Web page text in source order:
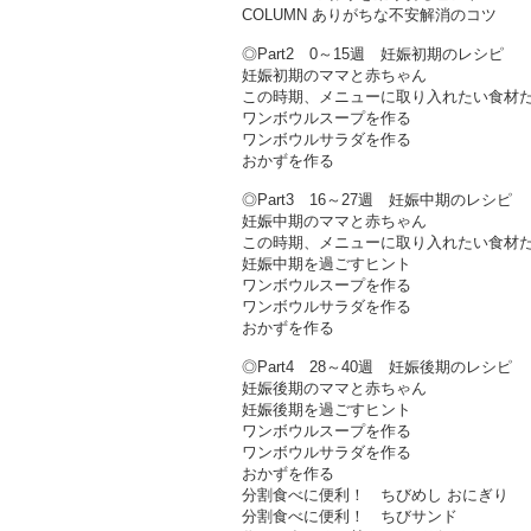
COLUMN ありがちな不安解消のコツ
◎Part2 0～15週 妊娠初期のレシピ
妊娠初期のママと赤ちゃん
この時期、メニューに取り入れたい食材
ワンボウルスープを作る
ワンボウルサラダを作る
おかずを作る
◎Part3 16～27週 妊娠中期のレシピ
妊娠中期のママと赤ちゃん
この時期、メニューに取り入れたい食材
妊娠中期を過ごすヒント
ワンボウルスープを作る
ワンボウルサラダを作る
おかずを作る
◎Part4 28～40週 妊娠後期のレシピ
妊娠後期のママと赤ちゃん
妊娠後期を過ごすヒント
ワンボウルスープを作る
ワンボウルサラダを作る
おかずを作る
分割食べに便利！ ちびめし おにぎり
分割食べに便利！ ちびサンド